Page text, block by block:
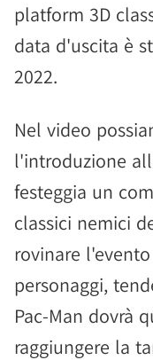
platform 3D
data d'uscita è
2022.
Nel video
l'introduzione
festeggia un
classici nemici
rovinare
personaggi,
Pac-Man dovrà
raggiungere la